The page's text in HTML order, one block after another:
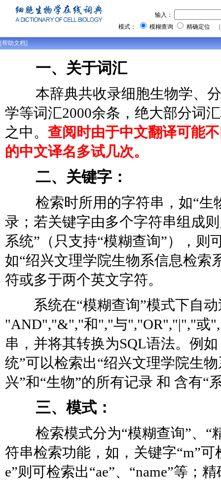
输入：
模式：
模糊查询 精确定位
[帮助文档]
一、关于词汇
本辞典共收录细胞生物学、
学等词汇2000余条，绝大部分词
之中。 查阅时由于中文翻译可能
的中文译名多试几次。
二、关键字：
检索时所用的字符串，如“
录；若关键字由多个字符串组成
系统”（只支持“模糊查询”），则
如“绍兴文理学院生物系信息检索
符或多于两个英文字符。
系统在“模糊查询”模式下自动
"AND","&","和","与","OR","|","或
串，并将其转换为SQL语法。例
统”可以检索出“绍兴文理学院生
兴”和“生物”的所有记录 和 含有“
三、模式：
检索模式分为“模糊查询”、
符串检索功能，如，关键字“m”可
e”则可检索出“ae”、“name”等；